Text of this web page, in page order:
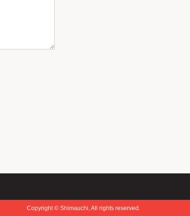
Copyright © Shimauchi, All rights reserved.